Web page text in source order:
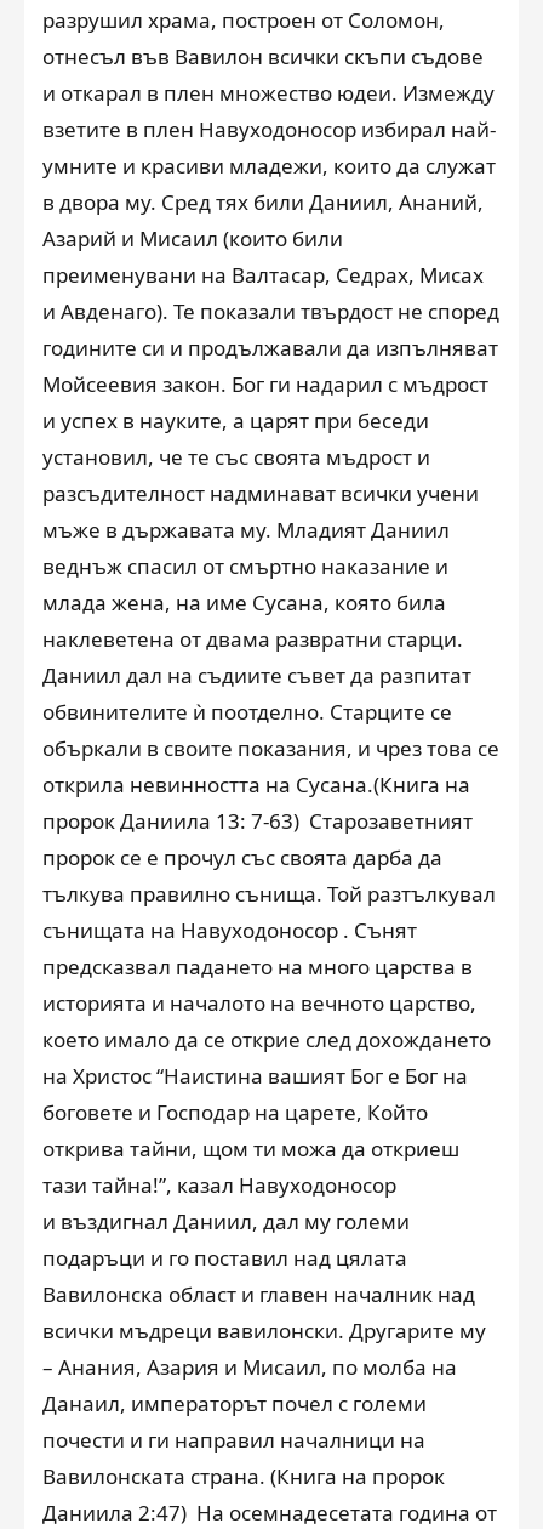
разрушил храма, построен от Соломон,
отнесъл във Вавилон всички скъпи съдове
и откарал в плен множество юдеи. Измежду
взетите в плен Навуходоносор избирал най-
умните и красиви младежи, които да служат
в двора му. Сред тях били Даниил, Ананий,
Азарий и Мисаил (които били
преименувани на Валтасар, Седрах, Мисах
и Авденаго). Те показали твърдост не според
годините си и продължавали да изпълняват
Мойсеевия закон. Бог ги надарил с мъдрост
и успех в науките, а царят при беседи
установил, че те със своята мъдрост и
разсъдителност надминават всички учени
мъже в държавата му. Младият Даниил
веднъж спасил от смъртно наказание и
млада жена, на име Сусана, която била
наклеветена от двама развратни старци.
Даниил дал на съдиите съвет да разпитат
обвинителите ѝ поотделно. Старците се
объркали в своите показания, и чрез това се
открила невинността на Сусана.(Книга на
пророк Даниила 13: 7-63) Старозаветният
пророк се е прочул със своята дарба да
тълкува правилно сънища. Той разтълкувал
сънищата на Навуходоносор . Сънят
предсказвал падането на много царства в
историята и началото на вечното царство,
което имало да се открие след дохождането
на Христос “Наистина вашият Бог е Бог на
боговете и Господар на царете, Който
открива тайни, щом ти можа да откриеш
тази тайна!”, казал Навуходоносор
и въздигнал Даниил, дал му големи
подаръци и го поставил над цялата
Вавилонска област и главен началник над
всички мъдреци вавилонски. Другарите му
– Анания, Азария и Мисаил, по молба на
Данаил, императорът почел с големи
почести и ги направил началници на
Вавилонската страна. (Книга на пророк
Даниила 2:47) На осемнадесетата година от